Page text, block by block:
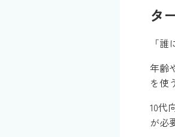
タ
「
年齢
を使
10代
が必